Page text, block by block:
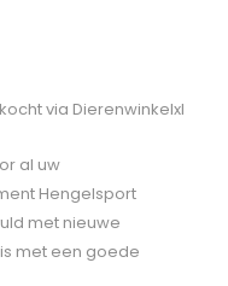
via Dierenwinkelxl
al uw
Hengelsport
met nieuwe
met een goede